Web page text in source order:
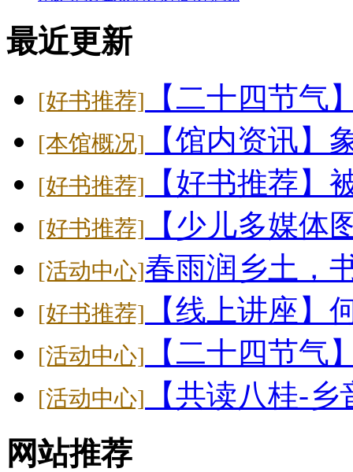
最近更新
[好书推荐] 【二十四节气
[本馆概况] 【馆内资讯】
[好书推荐] 【好书推荐】
[好书推荐] 【少儿多媒体
[活动中心]春雨润乡土
[好书推荐] 【线上讲座】
[活动中心] 【二十四节气
[活动中心] 【共读八桂-
网站推荐